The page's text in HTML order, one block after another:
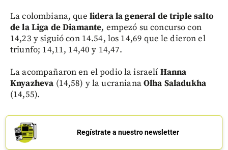
La colombiana, que lidera la general de triple salto
de la Liga de Diamante, empezó su concurso con
14,23 y siguió con 14.54, los 14,69 que le dieron el
triunfo; 14,11, 14,40 y 14,47.
La acompañaron en el podio la israelí Hanna
Knyazheva (14,58) y la ucranianaOlha Saladukha
(14,55).
Regístrate a nuestro newsletter